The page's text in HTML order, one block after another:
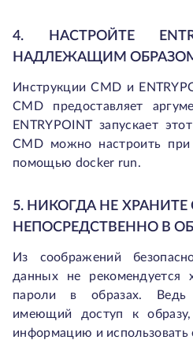
4. НАСТРОЙТЕ
НАДЛЕЖАЩИМ
Инструкции CMD и
CMD предоставляет
ENTRYPOINT запускает
CMD можно настроить при
помощью docker run.
5. НИКОГДА НЕ
НЕПОСРЕДСТВЕННО В
Из соображений
данных не рекомендуется
пароли в образах. Ведь
имеющий доступ к
информацию и использовать